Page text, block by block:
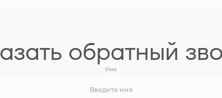
обратный
Имя